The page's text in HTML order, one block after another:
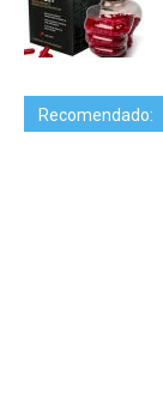
Recomendado: